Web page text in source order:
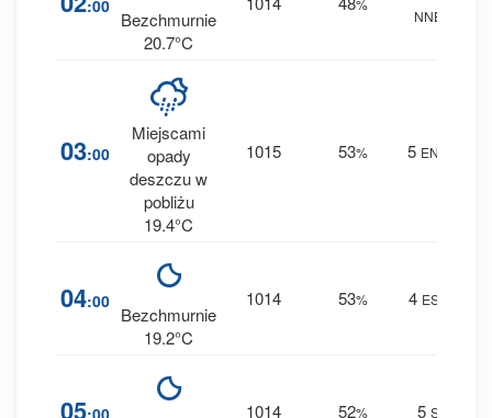
:00
Bezchmurnie
20.7°C
%
NNE
03:00
Miejscami
opady
deszczu w
pobliżu
19.4°C
1015 53% 5 ENE
04:00
Bezchmurnie
19.2°C
1014 53% 4 ESE
05:00 1014 52% 5 S